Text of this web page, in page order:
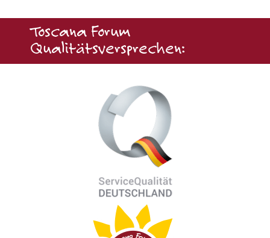
Toscana Forum
Qualitätsversprechen: